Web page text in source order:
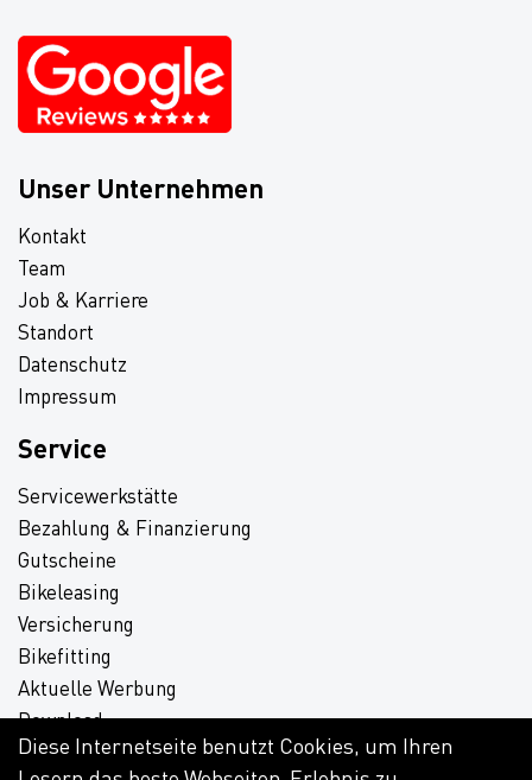
Unser Unternehmen
Kontakt
Team
Job & Karriere
Standort
Datenschutz
Impressum
Service
Servicewerkstätte
Bezahlung & Finanzierung
Gutscheine
Bikeleasing
Versicherung
Bikefitting
Aktuelle Werbung
Download
Diese Internetseite benutzt Cookies, um Ihren